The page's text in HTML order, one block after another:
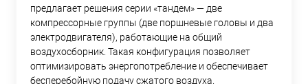
предлагает решения серии «тандем» — две
компрессорные группы (две поршневые головы и два
электродвигателя), работающие на общий
воздухосборник. Такая конфигурация позволяет
оптимизировать энергопотребление и обеспечивает
бесперебойную подачу сжатого воздуха.